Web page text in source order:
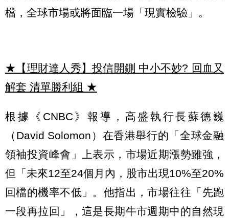
檔，全球市場或將面臨一場「現實檢驗」。
★【理財達人秀】投信開鍘 中小不妙? 回血又
解套 清單勝利組 ★
根據《CNBC》報導，高盛執行長蘇德巍
（David Solomon）在香港舉行的「全球金融
領袖投資峰會」上表示，市場近期漲勢雖強，
但「未來12至24個月內，股市出現10%至20%
回檔的機率不低」。他指出，市場往往「先跑
一段再拉回」，這是長期牛市週期中的自然現